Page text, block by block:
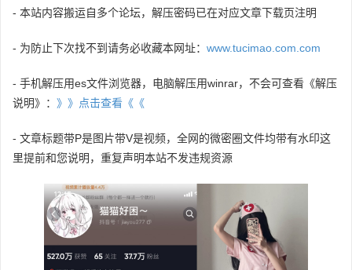
- 本站内容搬运自多个论坛，解压密码已在对应文章下载页注明
- 为防止下次找不到请务必收藏本网址： www.tucimao.com.com
- 手机解压用es文件浏览器，电脑解压用winrar，不会可查看《解压
说明》： 》》点击查看《《
- 文章标题带P是图片带V是视频，全网的微密圈文件均带有水印这
里提前和您说明，重复声明本站不发违规资源